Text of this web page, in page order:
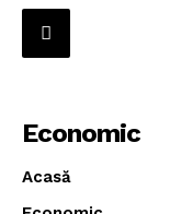
Economic
Acasă